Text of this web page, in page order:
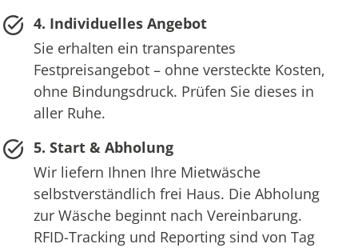
4. Individuelles Angebot
Sie erhalten ein transparentes
Festpreisangebot – ohne versteckte Kosten,
ohne Bindungsdruck. Prüfen Sie dieses in
aller Ruhe.
5. Start & Abholung
Wir liefern Ihnen Ihre Mietwäsche
selbstverständlich frei Haus. Die Abholung
zur Wäsche beginnt nach Vereinbarung.
RFID-Tracking und Reporting sind von Tag